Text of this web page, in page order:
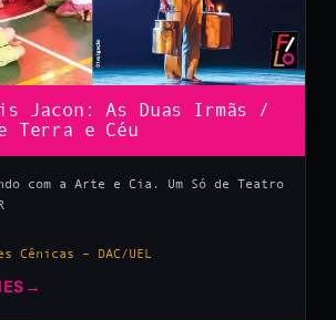
Jacon: As Duas Irmãs /
Terra e Céu
com a Arte e Cia. Um Só de Teatro
Cênicas – DAC/UEL
→